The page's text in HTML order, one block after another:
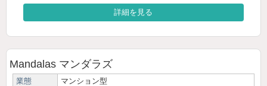
詳細を見る
Mandalas マンダラズ
業態
マンション型